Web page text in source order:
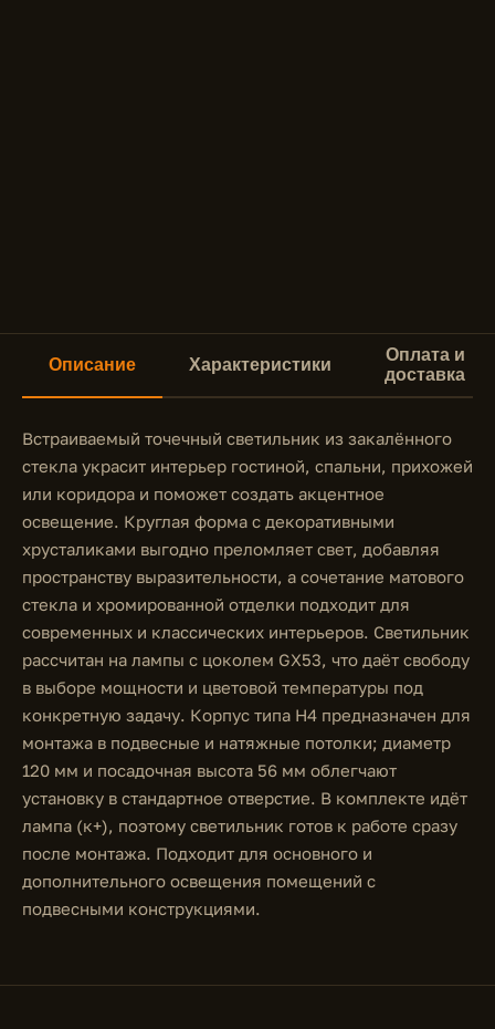
Описание Характеристики
Оплата и
доставка
Встраиваемый точечный светильник из закалённого
стекла украсит интерьер гостиной, спальни, прихожей
или коридора и поможет создать акцентное
освещение. Круглая форма с декоративными
хрусталиками выгодно преломляет свет, добавляя
пространству выразительности, а сочетание матового
стекла и хромированной отделки подходит для
современных и классических интерьеров. Светильник
рассчитан на лампы с цоколем GX53, что даёт свободу
в выборе мощности и цветовой температуры под
конкретную задачу. Корпус типа H4 предназначен для
монтажа в подвесные и натяжные потолки; диаметр
120 мм и посадочная высота 56 мм облегчают
установку в стандартное отверстие. В комплекте идёт
лампа (к+), поэтому светильник готов к работе сразу
после монтажа. Подходит для основного и
дополнительного освещения помещений с
подвесными конструкциями.